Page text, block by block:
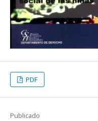
PDF
Publicado